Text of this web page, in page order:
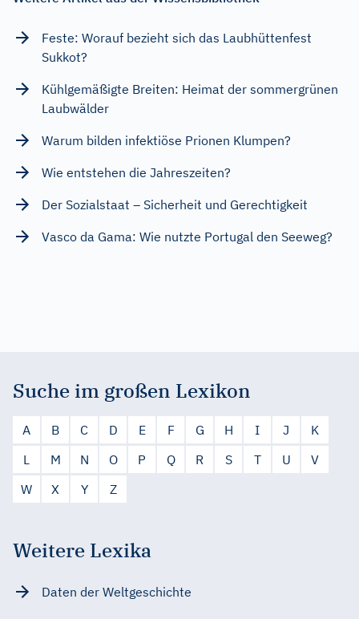
Feste: Worauf bezieht sich das Laubhüttenfest
Sukkot?
Kühlgemäßigte Breiten: Heimat der sommergrünen
Laubwälder
Warum bilden infektiöse Prionen Klumpen?
Wie entstehen die Jahreszeiten?
Der Sozialstaat – Sicherheit und Gerechtigkeit
Vasco da Gama: Wie nutzte Portugal den Seeweg?
Suche im großen Lexikon
A B C D E F G H I J
K
L
M N O P Q R S T U
V
W
X Y Z
Weitere Lexika
Daten der Weltgeschichte